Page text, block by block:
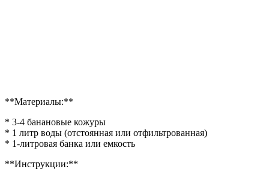
**Материалы:**
* 3-4 банановые кожуры
* 1 литр воды (отстоянная или отфильтрованная)
* 1-литровая банка или емкость
**Инструкции:**